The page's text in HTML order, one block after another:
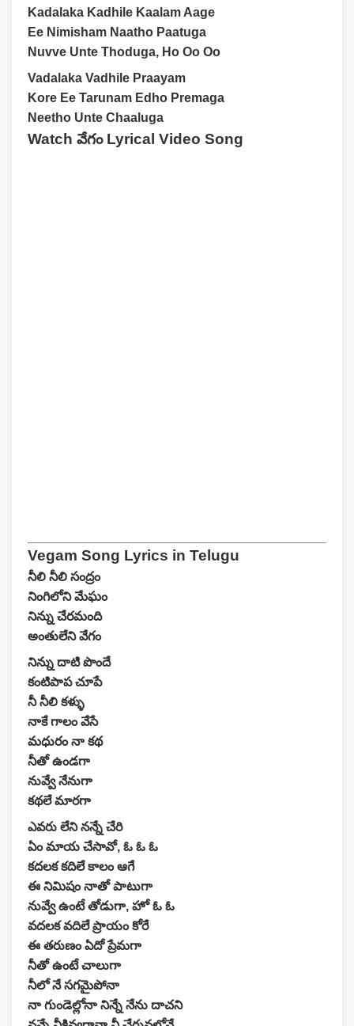
Kadalaka Kadhile Kaalam Aage
Ee Nimisham Naatho Paatuga
Nuvve Unte Thoduga, Ho Oo Oo
Vadalaka Vadhile Praayam
Kore Ee Tarunam Edho Premaga
Neetho Unte Chaaluga
Watch వేగం Lyrical Video Song
Vegam Song Lyrics in Telugu
నీలి నీలి సంద్రం
నింగిలోని మేఘం
నిన్ను చేరమంది
అంతులేని వేగం
నిన్ను దాటి పొందే
కంటిపాప చూపే
నీ నీలి కళ్ళు
నాకే గాలం వేసే
మధురం నా కథ
నీతో ఉండగా
నువ్వే నేనుగా
కథలే మారగా
ఎవరు లేని నన్నే చేరి
ఏం మాయ చేసావో, ఓ ఓ ఓ
కదలక కదిలే కాలం ఆగే
ఈ నిమిషం నాతో పాటుగా
నువ్వే ఉంటే తోడుగా, హో ఓ ఓ
వదలక వదిలే ప్రాయం కోరే
ఈ తరుణం ఏదో ప్రేమగా
నీతో ఉంటే చాలుగా
నీలో నే సగమైపోనా
నా గుండెల్లోనా నిన్నే నేను దాచని